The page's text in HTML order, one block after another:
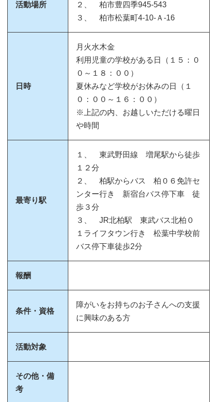
活動場所
２、 柏市豊四季945-543
３、 柏市松葉町4-10-Ａ-16
日時
月火水木金
利用児童の学校がある日（１５：０
０～１８：００）
夏休みなど学校がお休みの日（１
０：００～１６：００）
※上記の内、お越しいただける曜日
や時間
最寄り駅
１、 東武野田線 増尾駅から徒歩
１２分
２、 柏駅からバス 柏０６免許セ
ンター行き 新宿台バス停下車 徒
歩３分
３、 JR北柏駅 東武バス北柏０
１ライフタウン行き 松葉中学校前
バス停下車徒歩2分
報酬
条件・資格
障がいをお持ちのお子さんへの支援
に興味のある方
活動対象
その他・備
考